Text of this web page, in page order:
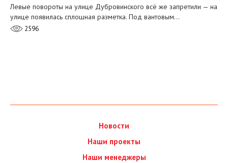
Левые повороты на улице Дубровинского всё же запретили — на
улице появилась сплошная разметка. Под вантовым…
2596
Новости
Наши проекты
Наши менеджеры